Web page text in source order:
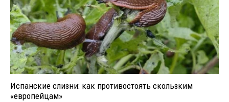
Испанские слизни: как противостоять скользким
«европейцам»